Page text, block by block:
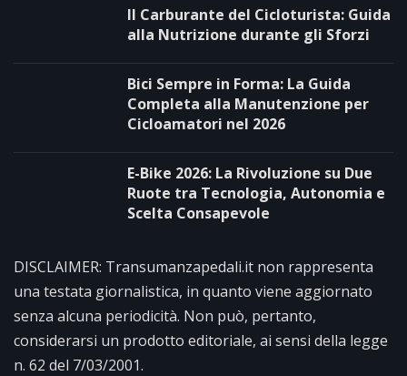
Il Carburante del Cicloturista: Guida
alla Nutrizione durante gli Sforzi
Bici Sempre in Forma: La Guida
Completa alla Manutenzione per
Cicloamatori nel 2026
E-Bike 2026: La Rivoluzione su Due
Ruote tra Tecnologia, Autonomia e
Scelta Consapevole
DISCLAIMER: Transumanzapedali.it non rappresenta
una testata giornalistica, in quanto viene aggiornato
senza alcuna periodicità. Non può, pertanto,
considerarsi un prodotto editoriale, ai sensi della legge
n. 62 del 7/03/2001.